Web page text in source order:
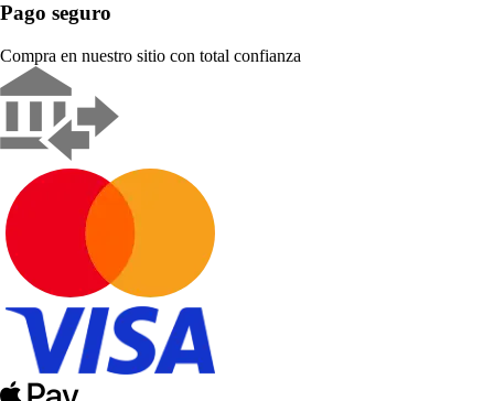
Pago seguro
Compra en nuestro sitio con total confianza